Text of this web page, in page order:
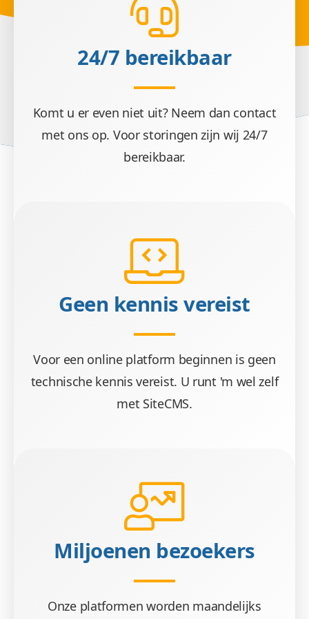
24/7 bereikbaar
Komt u er even niet uit? Neem dan contact
met ons op. Voor storingen zijn wij 24/7
bereikbaar.
Geen kennis vereist
Voor een online platform beginnen is geen
technische kennis vereist. U runt 'm wel zelf
met SiteCMS.
Miljoenen bezoekers
Onze platformen worden maandelijks